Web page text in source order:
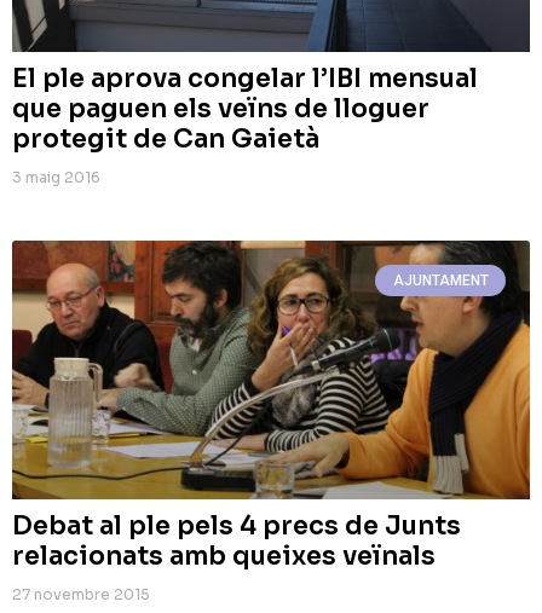
El ple aprova congelar l’IBI mensual
que paguen els veïns de lloguer
protegit de Can Gaietà
3 maig 2016
AJUNTAMENT
Debat al ple pels 4 precs de Junts
relacionats amb queixes veïnals
27 novembre 2015